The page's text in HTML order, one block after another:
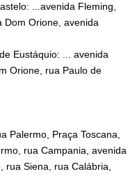
...avenida Fleming,
Dom Orione, avenida
Eustáquio: ... avenida
Orione, rua Paulo de
Palermo, Praça Toscana,
rua Campania, avenida
rua Siena, rua Calábria,